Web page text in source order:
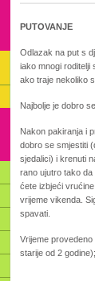
PUTOVANJE
Odlazak na put s
iako mnogi roditelji
ako traje nekoliko
Najbolje je dobro
Nakon pakiranja i
dobro se smjestiti
sjedalici) i krenuti
rano ujutro tako
ćete izbjeći
vrijeme vikenda.
spavati.
Vrijeme
starije od 2